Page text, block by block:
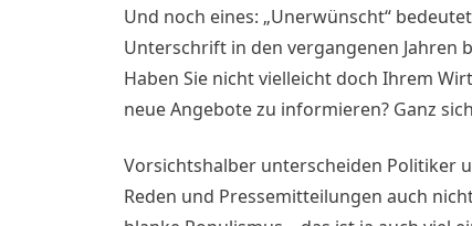
Und noch eines: „Unerwünscht“
Unterschrift in den vergangenen Jahren
Haben Sie nicht vielleicht doch Ihrem
neue Angebote zu informieren? Ganz
Vorsichtshalber unterscheiden Politiker
Reden und Pressemitteilungen auch